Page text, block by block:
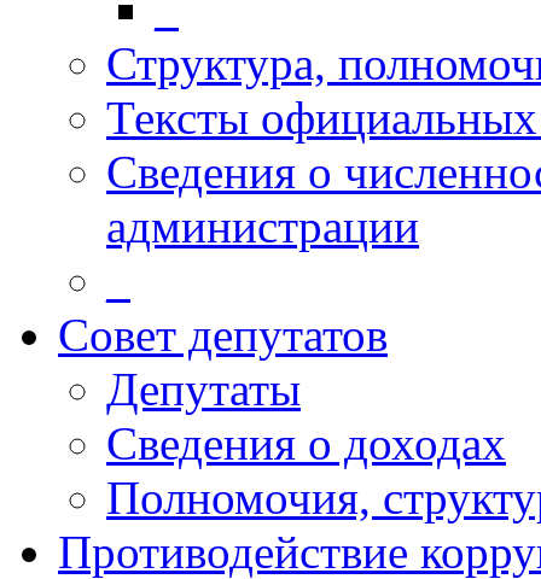
Структура,
Тексты
Сведения о
администрации
Совет депутатов
Депутаты
Сведения о доходах
Полномочия,
Противодействие